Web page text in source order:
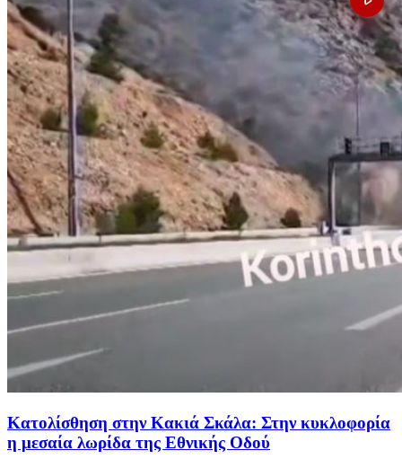
Κατολίσθηση στην Κακιά Σκάλα: Στην κυκλοφορία
η μεσαία λωρίδα της Εθνικής Οδού